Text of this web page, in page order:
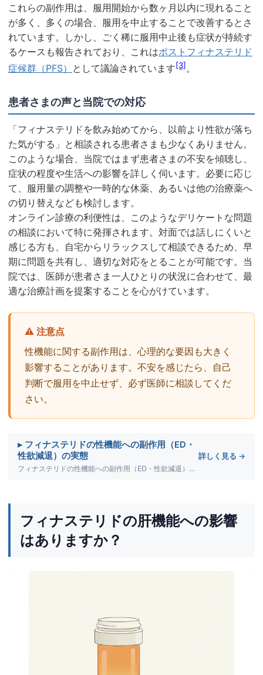
これらの副作用は、服用開始から数ヶ月以内に現れること
が多く、多くの場合、服用を中止することで改善するとさ
れています。しかし、ごく稀に服用中止後も症状が持続す
るケースも報告されており、これはポストフィナステリド
症候群（PFS） として議論されています[3] 。
患者さまの声と当院での対応
「フィナステリドを飲み始めてから、以前より性欲が落ち
た気がする」と相談される患者さまも少なくありません。
このような場合、当院ではまず患者さまの不安を傾聴し、
症状の程度や生活への影響を詳しく伺います。必要に応じ
て、服用量の調整や一時的な休薬、あるいは他の治療薬へ
の切り替えなども検討します。
オンライン診療の利便性は、このようなデリケートな問題
の相談において特に発揮されます。対面では話しにくいと
感じる方も、自宅からリラックスして相談できるため、早
期に問題を共有し、適切な対応をとることが可能です。当
院では、医師が患者さま一人ひとりの状況に合わせて、最
適な治療計画を提案することを心がけています。
⚠️ 注意点
性機能に関する副作用は、心理的な要因も大きく
影響することがあります。不安を感じたら、自己
判断で服用を中止せず、必ず医師に相談してくだ
さい。
▸ フィナステリドの性機能への副作用（ED・
性欲減退）の実態
フィナステリドの性機能への副作用（ED・性欲減退）の実態について詳しく解説します。
詳しく見る →
フィナステリドの肝機能への影響
はありますか？